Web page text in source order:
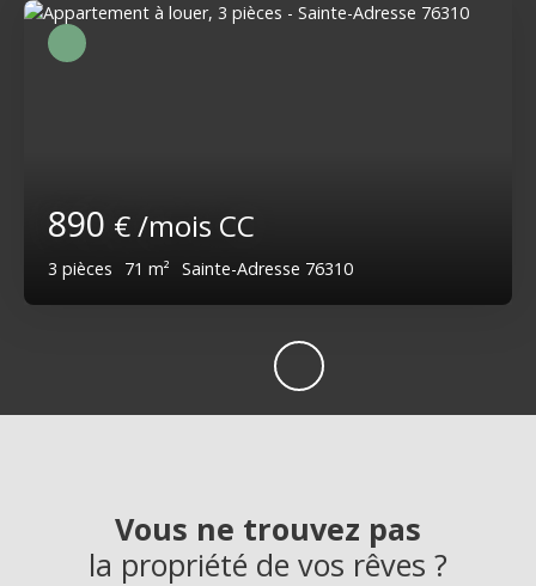
890 € /mois CC
3 pièces 71 m² Sainte-Adresse 76310
Vous ne trouvez pas
la propriété de vos rêves ?